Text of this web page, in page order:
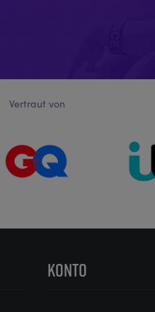
Vertraut von
KONTO